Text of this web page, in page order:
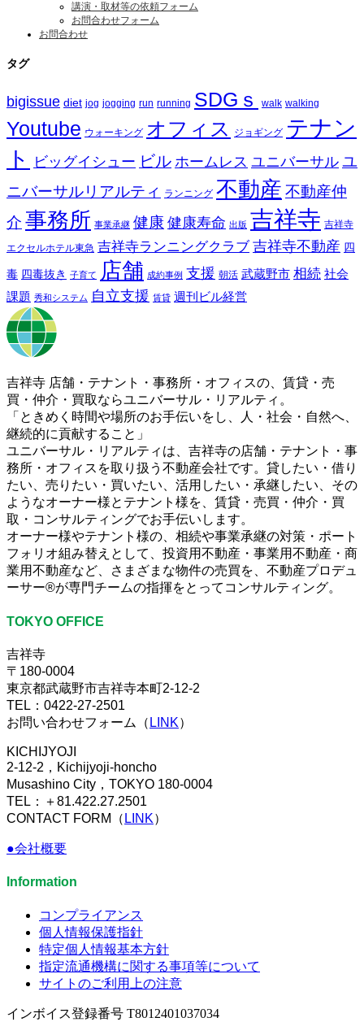
講演・取材等の依頼フォーム
お問合わせフォーム
お問合わせ
タグ
bigissue diet jog jogging run running SDGｓ walk walking
Youtube ウォーキング オフィス ジョギング テナン
ト
ビッグイシュー ビルホームレス ユニバーサルユ
ニバーサルリアルティ
ランニング 不動産 不動産仲
介 事務所 事業承継 健康健康寿命 出版 吉祥寺 吉祥寺
エクセルホテル東急 吉祥寺ランニングクラブ 吉祥寺不動産 四
毒 四毒抜き 子育て 店舗 成約事例 支援 朝活 武蔵野市 相続 社会
課題 秀和システム 自立支援 賃貸 週刊ビル経営
吉祥寺 店舗・テナント・事務所・オフィスの、賃貸・売
買・仲介・買取ならユニバーサル・リアルティ。
「ときめく時間や場所のお手伝いをし、人・社会・自然へ、
継続的に貢献すること」
ユニバーサル・リアルティは、吉祥寺の店舗・テナント・事
務所・オフィスを取り扱う不動産会社です。貸したい・借り
たい、売りたい・買いたい、活用したい・承継したい、その
ようなオーナー様とテナント様を、賃貸・売買・仲介・買
取・コンサルティングでお手伝いします。
オーナー様やテナント様の、相続や事業承継の対策・ポート
フォリオ組み替えとして、投資用不動産・事業用不動産・商
業用不動産など、さまざまな物件の売買を、不動産プロデュ
ーサー®が専門チームの指揮をとってコンサルティング。
TOKYO OFFICE
吉祥寺
〒180-0004
東京都武蔵野市吉祥寺本町2-12-2
TEL：0422-27-2501
お問い合わせフォーム（ LINK）
KICHIJYOJI
2-12-2，Kichijyoji-honcho
Musashino City，TOKYO 180-0004
TEL：＋81.422.27.2501
CONTACT FORM（ LINK）
●会社概要
Information
コンプライアンス
個人情報保護指針
特定個人情報基本方針
指定流通機構に関する事項等について
サイトのご利用上の注意
インボイス登録番号 T8012401037034